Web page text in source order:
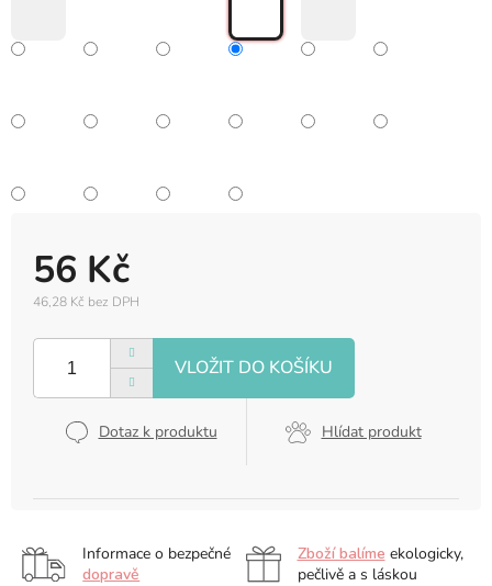
56 Kč
46,28 Kč bez DPH
cena:
Dotaz k produktu Hlídat produkt
Informace o bezpečné
dopravě
Zboží balíme ekologicky,
pečlivě a s láskou